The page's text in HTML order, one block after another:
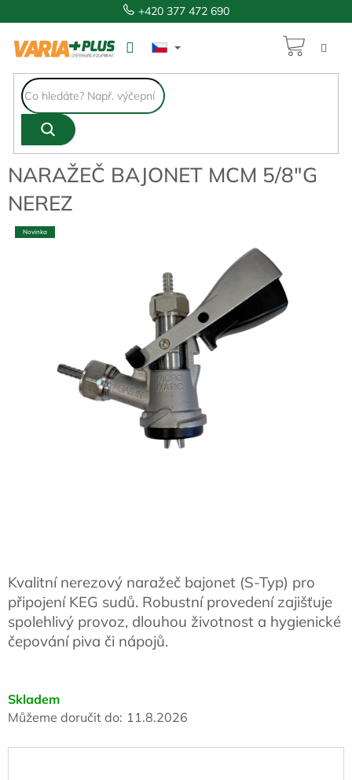
na
+420 377 472 690
NARAŽEČ BAJONET MCM 5/8″G
NEREZ
Novinka
Skladem
Můžeme doručit do: 11.8.2026
Kvalitní nerezový naražeč bajonet (S-Typ) pro
připojení KEG sudů. Robustní provedení zajišťuje
spolehlivý provoz, dlouhou životnost a hygienické
čepování piva či nápojů.
1 210 Kč